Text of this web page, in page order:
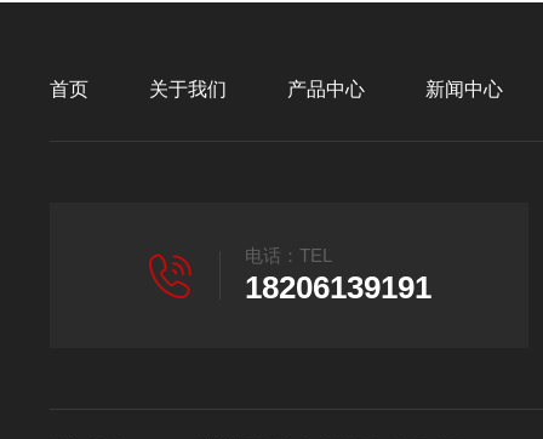
首页 关于我们 产品中心 新闻中心
电话：TEL
18206139191